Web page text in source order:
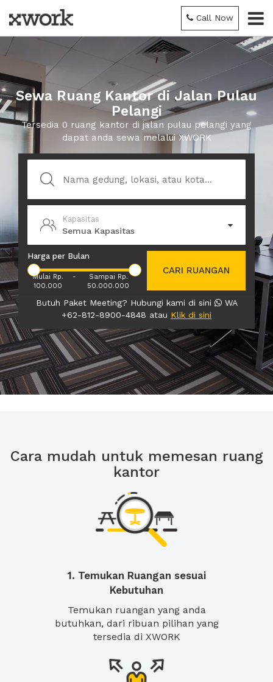
Call Now
Sewa Ruang Kantor di Jalan Pulau
Pelangi
Tersedia 0 ruang kantor di jalan pulau pelangi yang
dapat anda sewa melalui XWORK
Kapasitas
Semua Kapasitas
Harga per Bulan
Mulai Rp.
100.000
-
Sampai Rp.
50.000.000
CARI RUANGAN
Butuh Paket Meeting? Hubungi kami di sini
WA
+62-812-8900-4848 atau Klik di sini
Cara mudah untuk memesan ruang
kantor
1. Temukan Ruangan sesuai
Kebutuhan
Temukan ruangan yang anda
butuhkan, dari ribuan pilihan yang
tersedia di XWORK